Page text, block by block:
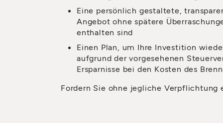
Eine persönlich gestaltete,
Angebot ohne spätere
enthalten sind
Einen Plan, um Ihre Investition
aufgrund der vorgesehenen
Ersparnisse bei den Kosten des
Fordern Sie ohne jegliche Verpflichtung